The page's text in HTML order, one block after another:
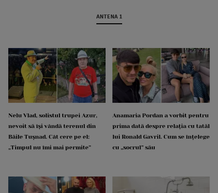
ANTENA 1
Nelu Vlad, solistul trupei Azur,
nevoit să își vândă terenul din
Băile Tușnad. Cât cere pe el:
„Timpul nu îmi mai permite”
Anamaria Pordan a vorbit pentru
prima dată despre relația cu tatăl
lui Ronald Gavril. Cum se înțelege
cu „socrul” său